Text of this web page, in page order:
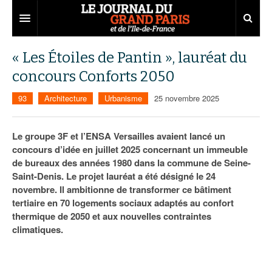
Grand Paris
Territoires
Aménagement
Institutions
Services urbains
Entreprises
Emploi
Attractivité
Innovation
Transport
75
77
91
Carnet
Nominations
Portraits
Agenda
Les Assises du Grand Paris
Éditions précédentes
Le podcast
Ecouter les épisodes
« Les Étoiles de Pantin », lauréat du
concours Conforts 2050
93 Architecture Urbanisme 25 novembre 2025
Le groupe 3F et l’ENSA Versailles avaient lancé un
concours d’idée en juillet 2025 concernant un immeuble
de bureaux des années 1980 dans la commune de Seine-
Saint-Denis. Le projet lauréat a été désigné le 24
novembre. Il ambitionne de transformer ce bâtiment
tertiaire en 70 logements sociaux adaptés au confort
thermique de 2050 et aux nouvelles contraintes
climatiques.